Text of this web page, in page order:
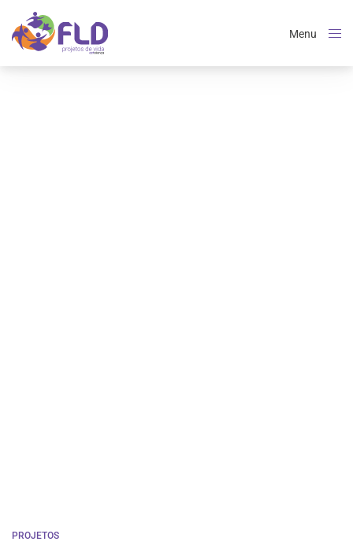
Menu
PROJETOS